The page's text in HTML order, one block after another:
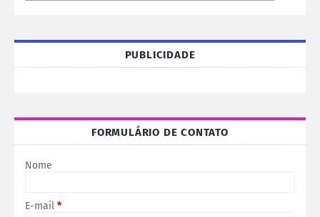
PUBLICIDADE
FORMULÁRIO DE CONTATO
Nome
E-mail *